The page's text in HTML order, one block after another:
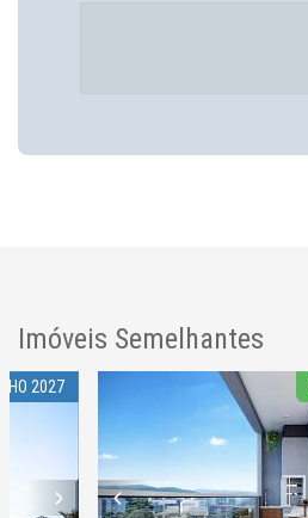
Imóveis Semelhantes
2027